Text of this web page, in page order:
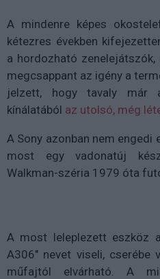
A mindenre képes
kétezres években
a hordozható zenelejátszók,
megcsappant az igény a
jelzett, hogy tavaly már
kínálatából az utolsó, még
A Sony azonban nem engedi
most egy vadonatúj
Walkman-széria 1979 óta
A most leleplezett eszköz
A306" nevet viseli, cserébe
műfajtól elvárható. A